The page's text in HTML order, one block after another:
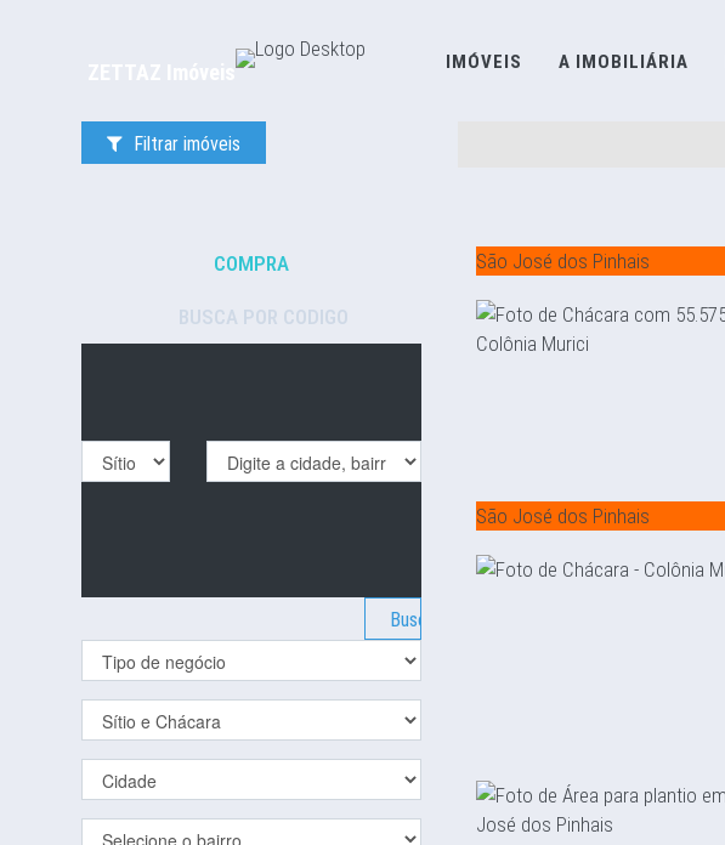
IMÓVEIS A IMOBILIÁRIA
Filtrar imóveis
COMPRA
BUSCA POR CODIGO
Buscar
São José dos Pinhais
São José dos Pinhais